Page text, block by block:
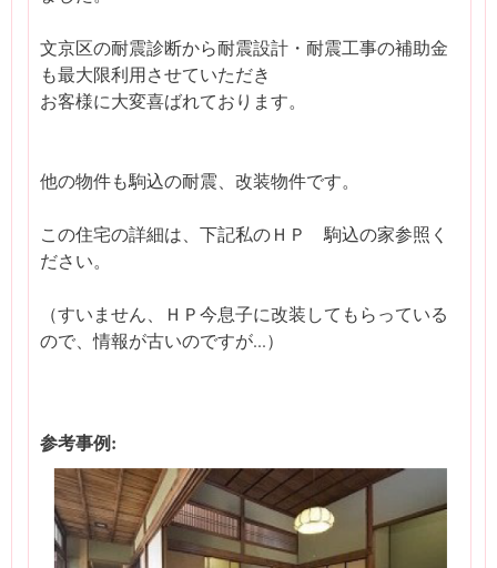
文京区の耐震診断から耐震設計・耐震工事の補助金
も最大限利用させていただき
お客様に大変喜ばれております。
他の物件も駒込の耐震、改装物件です。
この住宅の詳細は、下記私のＨＰ 駒込の家参照く
ださい。
（すいません、ＨＰ今息子に改装してもらっている
ので、情報が古いのですが...）
参考事例: